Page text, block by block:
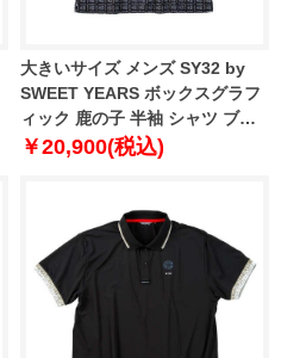
大きいサイズ メンズ SY32 by
SWEET YEARS ボックスグラフ
ィック 鹿の子 半袖 シャツ ブラ
ック 1278-5218-2 3L 4L 5L 6L
￥20,900(税込)